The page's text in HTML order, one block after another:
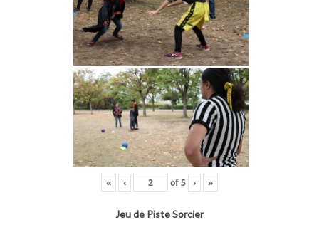
« ‹ of5 › »
Jeu de Piste Sorcier